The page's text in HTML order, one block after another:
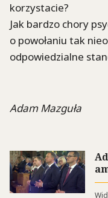
korzystacie?
Jak bardzo chory
o powołaniu tak
odpowiedzialne
Adam Mazguła